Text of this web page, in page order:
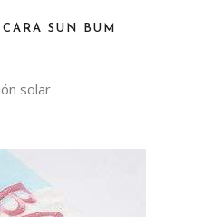
solar
SUN BUM